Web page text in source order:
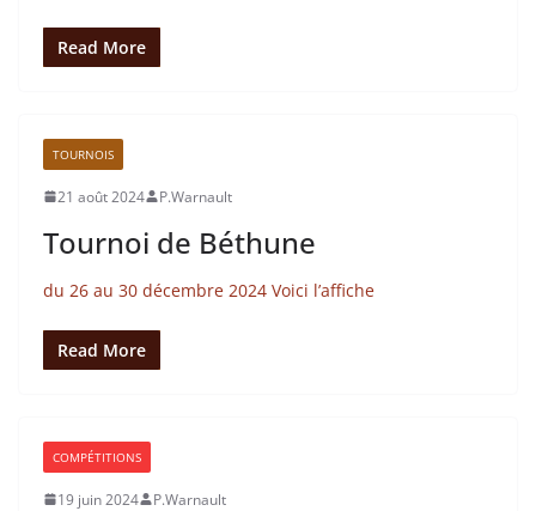
Read More
TOURNOIS
21 août 2024 P.Warnault
Tournoi de Béthune
du 26 au 30 décembre 2024 Voici l’affiche
Read More
COMPÉTITIONS
19 juin 2024 P.Warnault